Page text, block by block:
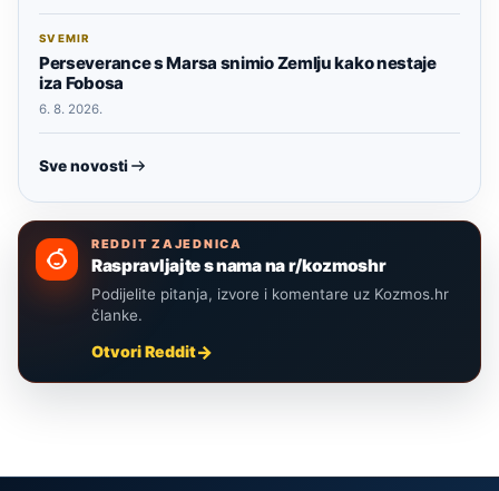
SVEMIR
Perseverance s Marsa snimio Zemlju kako nestaje
iza Fobosa
6. 8. 2026.
Sve novosti
REDDIT ZAJEDNICA
Raspravljajte s nama na r/kozmoshr
Podijelite pitanja, izvore i komentare uz Kozmos.hr
članke.
Otvori Reddit